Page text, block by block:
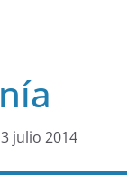
julio 2014